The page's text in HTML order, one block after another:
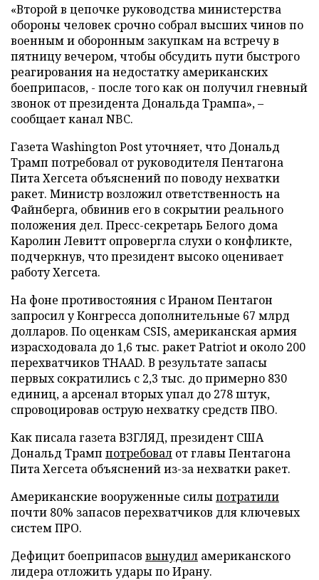
«Второй в цепочке руководства министерства
обороны человек срочно собрал высших чинов по
военным и оборонным закупкам на встречу в
пятницу вечером, чтобы обсудить пути быстрого
реагирования на недостатку американских
боеприпасов, - после того как он получил гневный
звонок от президента Дональда Трампа», –
сообщает канал NBC.
Газета Washington Post уточняет, что Дональд
Трамп потребовал от руководителя Пентагона
Пита Хегсета объяснений по поводу нехватки
ракет. Министр возложил ответственность на
Файнберга, обвинив его в сокрытии реального
положения дел. Пресс-секретарь Белого дома
Каролин Левитт опровергла слухи о конфликте,
подчеркнув, что президент высоко оценивает
работу Хегсета.
На фоне противостояния с Ираном Пентагон
запросил у Конгресса дополнительные 67 млрд
долларов. По оценкам CSIS, американская армия
израсходовала до 1,6 тыс. ракет Patriot и около 200
перехватчиков THAAD. В результате запасы
первых сократились с 2,3 тыс. до примерно 830
единиц, а арсенал вторых упал до 278 штук,
спровоцировав острую нехватку средств ПВО.
Как писала газета ВЗГЛЯД, президент США
Дональд Трамп потребовал от главы Пентагона
Пита Хегсета объяснений из-за нехватки ракет.
Американские вооруженные силыпотратили
почти 80% запасов перехватчиков для ключевых
систем ПРО.
Дефицит боеприпасов вынудил американского
лидера отложить удары по Ирану.